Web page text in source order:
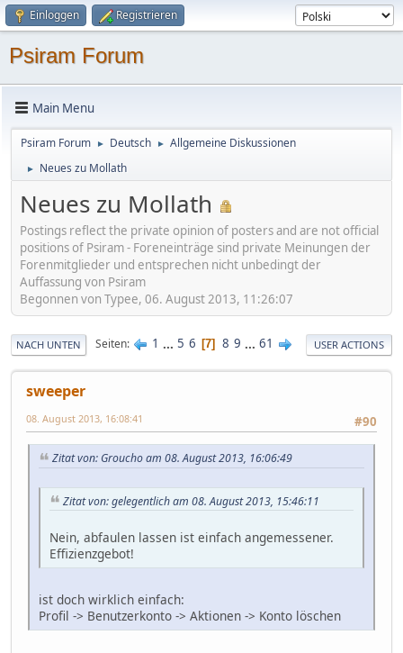
Einloggen Registrieren
Psiram Forum
Main Menu
Psiram Forum ► Deutsch ► Allgemeine Diskussionen
► Neues zu Mollath
Neues zu Mollath
Postings reflect the private opinion of posters and are not official
positions of Psiram - Foreneinträge sind private Meinungen der
Forenmitglieder und entsprechen nicht unbedingt der
Auffassung von Psiram
Begonnen von Typee, 06. August 2013, 11:26:07
NACH UNTEN Seiten 1 ... 5 6 7 8 9 ... 61 USER ACTIONS
sweeper
#90
08. August 2013, 16:08:41
Zitat von: Groucho am 08. August 2013, 16:06:49
Zitat von: gelegentlich am 08. August 2013, 15:46:11
Nein, abfaulen lassen ist einfach angemessener.
Effizienzgebot!
ist doch wirklich einfach:
Profil -> Benutzerkonto -> Aktionen -> Konto löschen